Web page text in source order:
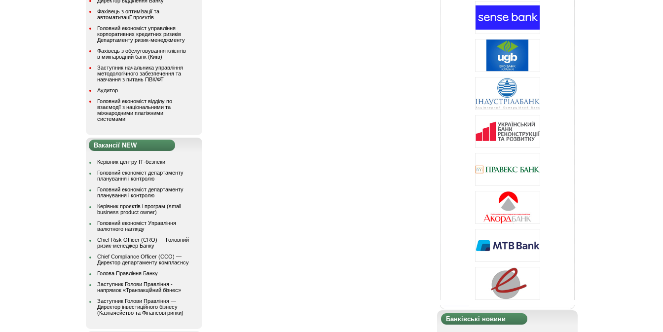
Фахівець з оптимізації та
автоматизації проєктів
Головний економіст управління
корпоративних кредитних ризиків
Департаменту ризик-менеджменту
Фахівець з обслуговування клієнтів
в міжнародний банк (Київ)
Заступник начальника управління
методологічного забезпечення та
навчання з питань ПВК/ФТ
Аудитор
Головний економіст відділу по
взаємодії з національними та
міжнародними платіжними
системами
Вакансії NEW
Керівник центру ІТ-безпеки
Головний економіст департаменту
планування і контролю
Головний економіст департаменту
планування і контролю
Керівник проєктів і програм (small
business product owner)
Головний економіст Управління
валютного нагляду
Chief Risk Officer (CRO) — Головний
ризик-менеджер Банку
Chief Compliance Officer (CCO) —
Директор департаменту комплаєнсу
Голова Правління Банку
Заступник Голови Правління -
напрямок «Транзакційний бізнес»
Заступник Голови Правління —
Директор інвестиційного бізнесу
(Казначейство та Фінансові ринки)
Банківські новини